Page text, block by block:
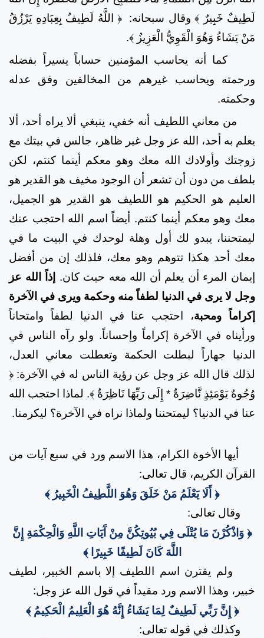
لَطِيفٌ خَبِيرٌ ﴾ وقال سبحانه:
﴿ اللَّهُ لَطِيفٌ بِعِبَادِهِ يَرْزُقُ
مَنْ يَشَاءُ وَهُوَ الْقَوِيُّ الْعَزِيزُ ﴾.
كما أنه يحاسب المؤمنين حساباً يسيراً بفضله
ورحمته ويحاسب غيرهم من المخالفين وفق عدله
وحكمته.
من معاني اللطيف أنه خفي، ينبغي ألا يراه أحد، ألا
يعلم به أحد، الله عز وجل غير ظاهر، جالس في بيتك مع
زوجتك وأولادك الله معك وهو معكم أينما كنتم، لكن
بلطف من دون أن تشعر أن الوجود مخيف هو القدير هو
العليم هو الحكيم هو اللطيف هو القدير هو الجميل،
معك وهو معكم أينما كنتم. أيضاً اسم الله احتجب عنك
ليمتحننا، يبدو لك أول وهلة لوحدك في البيت ما في
معك أحد هكذا تتوهم وهو معك، فلذلك إن من أفضل
إيمان المرء أن يعلم أن الله معه حيث كان.
إذاً الله عز
وجل لا يرى في الدنيا لطفاً منه وحكمة ويرى في الآخرة
إكراماً ومحبة، احتجب عنا في الدنيا لطفاً وامتحاناً
ورأيناه في الآخرة إكراماً وإحساناً. ولو رآه الناس في
الدنيا جهاراً لبطلت الحكمة وتعطلت معاني العدل،
لذلك قال الله عز وجل عن رؤية الناس له في الآخرة: ﴿
وُجُوهٌ يَوْمَئِذٍ نَّاضِرَةٌ * إِلَى رَبِّهَا نَاظِرَةٌ ﴾. لماذا احتجب الله
عنا في الدنيا؟ ليمتحننا ولماذا نراه في الآخرة؟ ليكرمنا.
أيها الأخوة الكرام، هذا الاسم ورد في سبع آيات من
القرآن الكريم، قال تعالى:
﴿ أَلَا يَعْلَمُ مَنْ خَلَقَ وَهُوَ اللَّطِيفُ الْخَبِيرُ ﴾
وقال تعالى:
﴿ وَاذْكُرْنَ مَا يُتْلَى فِي بُيُوتِكُنَّ مِنْ آَيَاتِ اللَّهِ وَالْحِكْمَةِ إِنَّ
اللَّهَ كَانَ لَطِيفًا خَبِيرًا ﴾
ولم يقترن اسم اللطيف إلا باسم الخبير، لطيف
خبير، وهذا الاسم ورد مقيداً في قول الله عز وجل:
﴿ إِنَّ رَبِّي لَطِيفٌ لِمَا يَشَاءُ إِنَّهُ هُوَ الْعَلِيمُ الْحَكِيمُ ﴾
وكذلك في قوله تعالى: